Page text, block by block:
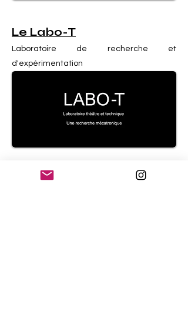
Le Labo-T
Laboratoire de recherche et
d'expérimentation
L'Atelier des Tisserins